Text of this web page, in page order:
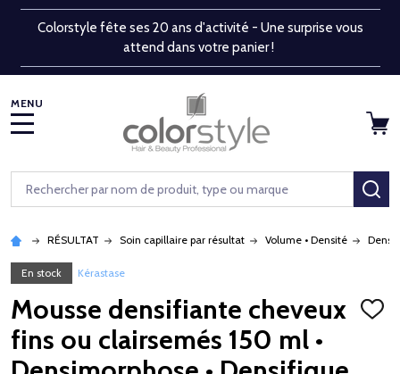
Colorstyle fête ses 20 ans d'activité - Une surprise vous
attend dans votre panier !
Rechercher
RÉSULTAT Soin capillaire par résultat Volume • Densité
En stock Kérastase
Mousse densifiante cheveux
fins ou clairsemés 150 ml •